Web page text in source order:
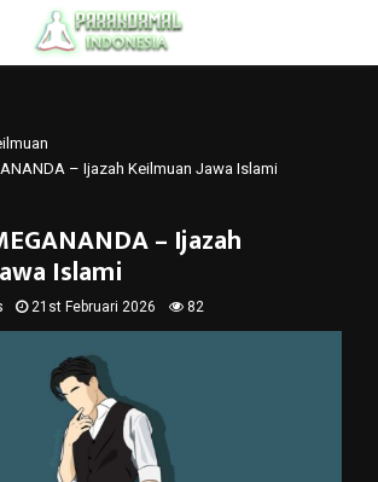
– Ijazah Keilmuan Jawa Islami
– Ijazah
Islami
21st Februari 2026 82